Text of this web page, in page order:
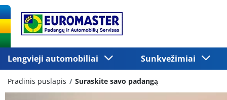
Lengvieji automobiliai Sunkvežimiai
Pradinis puslapis Suraskite savo padangą